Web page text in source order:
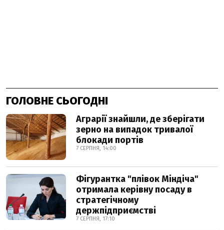
ГОЛОВНЕ СЬОГОДНІ
Аграрії знайшли, де зберігати
зерно на випадок тривалої
блокади портів
7 СЕРПНЯ, 14:00
Фігурантка "плівок Міндіча"
отримала керівну посаду в
стратегічному
держпідприємстві
7 СЕРПНЯ, 17:10